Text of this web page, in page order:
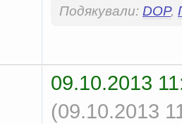
Подякували: DOP,
09.10.2013
(09.10.2013